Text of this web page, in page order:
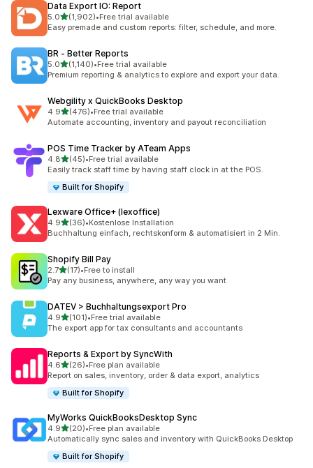
Data Export IO: Report
5.0별 5개 중
(1,902)
총 리뷰 1902개
•Free trial available
Easy premade and custom reports: filter, schedule, and more.
BR ‑ Better Reports
5.0별 5개 중
(1,140)
총 리뷰 1140개
•Free trial available
Premium reporting & analytics to explore and export your data.
Webgility x QuickBooks Desktop
4.9별 5개 중
(476)
총 리뷰 476개
•Free trial available
Automate accounting, inventory and payout reconciliation
POS Time Tracker by ATeam Apps
4.8별 5개 중
(45)
총 리뷰 45개
•Free trial available
Easily track staff time by having staff clock in at the POS.
Built for Shopify
Lexware Office+ (lexoffice)
4.9별 5개 중
(36)
총 리뷰 36개
•Kostenlose Installation
Buchhaltung einfach, rechtskonform & automatisiert in 2 Min.
Shopify Bill Pay
2.7별 5개 중
(17)
총 리뷰 17개
•Free to install
Pay any business, anywhere, any way you want
DATEV > Buchhaltungsexport Pro
4.9별 5개 중
(101)
총 리뷰 101개
•Free trial available
The export app for tax consultants and accountants
Reports & Export by SyncWith
4.6별 5개 중
(26)
총 리뷰 26개
•Free plan available
Report on sales, inventory, order & data export, analytics
Built for Shopify
MyWorks QuickBooksDesktop Sync
4.9별 5개 중
(20)
총 리뷰 20개
•Free plan available
Automatically sync sales and inventory with QuickBooks Desktop
Built for Shopify